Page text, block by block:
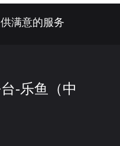
满意的服务
-乐鱼（中